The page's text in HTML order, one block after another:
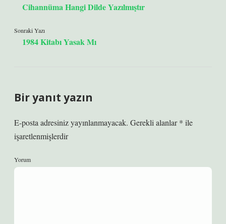
Cihannüma Hangi Dilde Yazılmıştır
Sonraki Yazı
1984 Kitabı Yasak Mı
Bir yanıt yazın
E-posta adresiniz yayınlanmayacak. Gerekli alanlar* ile
işaretlenmişlerdir
Yorum